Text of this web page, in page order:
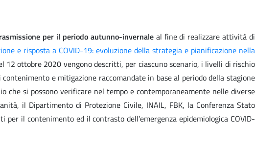
per il periodo autunno-invernaleal fine di realizzare attività di
e risposta a COVID-19: evoluzione della strategia e pianificazione nella
ottobre 2020 vengono descritti, per ciascuno scenario, i livelli di rischio
e mitigazione raccomandate in base al periodo della stagione
si possono verificare nel tempo e contemporaneamente nelle diverse
il Dipartimento di Protezione Civile, INAIL, FBK, la Conferenza Stato
il contenimento ed il contrasto dell’emergenza epidemiologica COVID-